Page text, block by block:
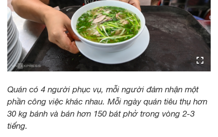
Quán có 4 người phục vụ, mỗi người đảm nhận một
phần công việc khác nhau. Mỗi ngày quán tiêu thụ hơn
30 kg bánh và bán hơn 150 bát phở trong vòng 2-3
tiếng.